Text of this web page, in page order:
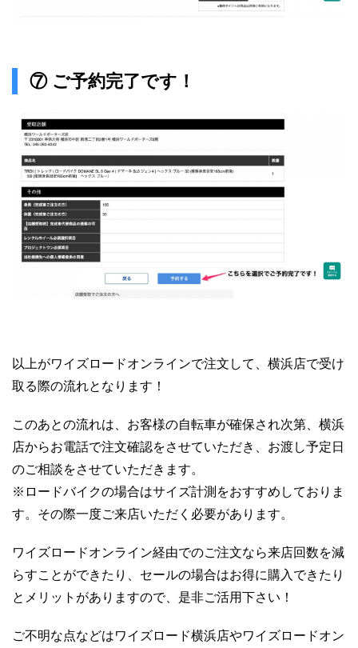
⑦ ご予約完了です！
以上がワイズロードオンラインで注文して、横浜店で受け
取る際の流れとなります！
このあとの流れは、お客様の自転車が確保され次第、横浜
店からお電話で注文確認をさせていただき、お渡し予定日
のご相談をさせていただきます。
※ロードバイクの場合はサイズ計測をおすすめしておりま
す。その際一度ご来店いただく必要があります。
ワイズロードオンライン経由でのご注文なら来店回数を減
らすことができたり、セールの場合はお得に購入できたり
とメリットがありますので、是非ご活用下さい！
ご不明な点などはワイズロード横浜店やワイズロードオン